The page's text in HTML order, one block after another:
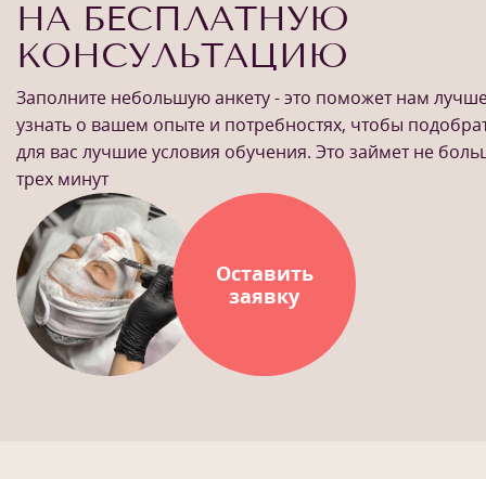
НА БЕСПЛАТНУЮ
КОНСУЛЬТАЦИЮ
Заполните небольшую анкету - это поможет нам
узнать о вашем опыте и потребностях, чтобы
для вас лучшие условия обучения. Это займет не
трех минут
Оставить
заявку